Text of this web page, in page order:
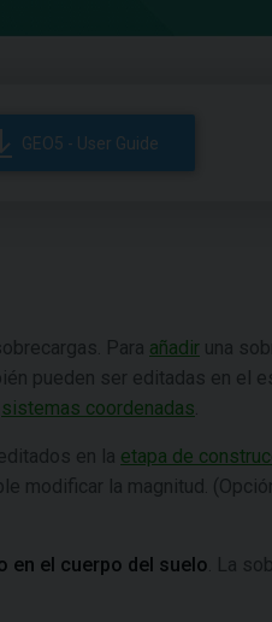
GEO5 - User Guide
Para añadir una
pueden ser editadas en el
sistemas coordenadas
en la etapa de
modificar la magnitud.
en el cuerpo del suelo . La